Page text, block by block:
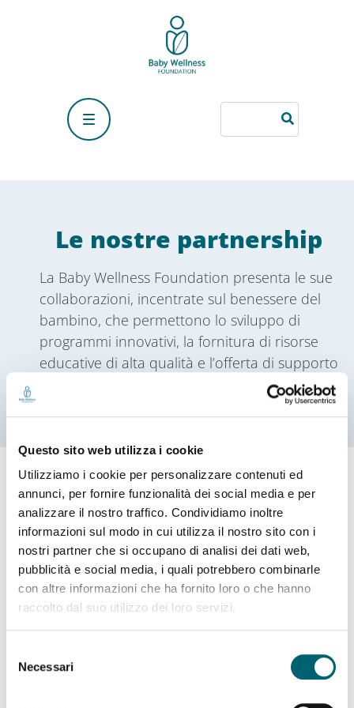
Questo sito web utilizza i cookie
Utilizziamo i cookie per personalizzare contenuti ed
annunci, per fornire funzionalità dei social media e per
analizzare il nostro traffico. Condividiamo inoltre
informazioni sul modo in cui utilizza il nostro sito con i
nostri partner che si occupano di analisi dei dati web,
pubblicità e social media, i quali potrebbero combinarle
con altre informazioni che ha fornito loro o che hanno
raccolto dal suo utilizzo dei loro servizi.
delNecessari
Le nostre partnership
La Baby Wellness Foundation presenta le sue
collaborazioni, incentrate sul benessere del
bambino, che permettono lo sviluppo di
programmi innovativi, la fornitura di risorse
educative di alta qualità e l’offerta di supporto
Mediapartnership